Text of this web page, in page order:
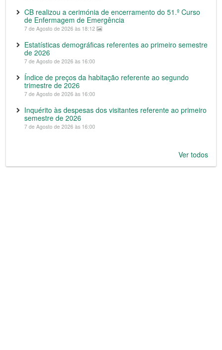
CB realizou a cerimónia de encerramento do 51.º Curso
de Enfermagem de Emergência
7 de Agosto de 2026 às 18:12
Estatísticas demográficas referentes ao primeiro semestre
de 2026
7 de Agosto de 2026 às 16:00
Índice de preços da habitação referente ao segundo
trimestre de 2026
7 de Agosto de 2026 às 16:00
Inquérito às despesas dos visitantes referente ao primeiro
semestre de 2026
7 de Agosto de 2026 às 16:00
Ver todos